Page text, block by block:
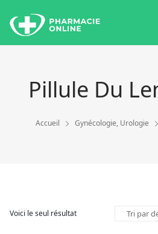
Pillule Du
Accueil Gynécologie, Urologie
Voici le seul résultat